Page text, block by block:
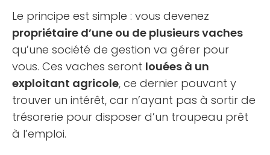
Le principe est simple : vous devenez
propriétaire d’une ou de plusieurs vaches
qu’une société de gestion va gérer pour
vous. Ces vaches seront louées à un
exploitant agricole, ce dernier pouvant y
trouver un intérêt, car n’ayant pas à sortir de
trésorerie pour disposer d’un troupeau prêt
à l’emploi.